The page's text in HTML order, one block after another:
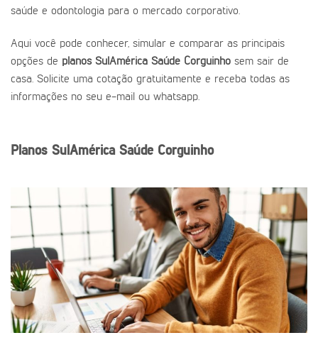
saúde e odontologia para o mercado corporativo.
Aqui você pode conhecer, simular e comparar as principais
opções de planos SulAmérica Saúde Corguinho sem sair de
casa. Solicite uma cotação gratuitamente e receba todas as
informações no seu e-mail ou whatsapp.
Planos SulAmérica Saúde Corguinho